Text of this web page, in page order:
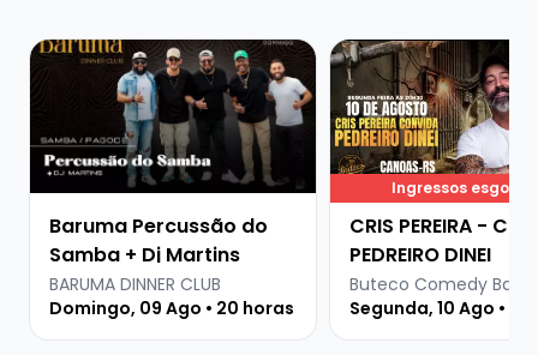
Veja mais sobre Baruma Percussão do Samba + Dj
Baruma Percussão do
Samba + Dj Martins
BARUMA DINNER CLUB
Domingo, 09 Ago • 20 horas
Veja mais sobre CRIS
Ingressos
CRIS PEREIRA -
PEDREIRO DINEI
Segunda, 10 Ago •